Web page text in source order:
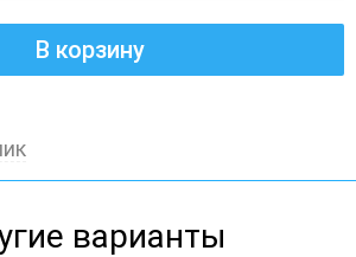
В корзину
варианты